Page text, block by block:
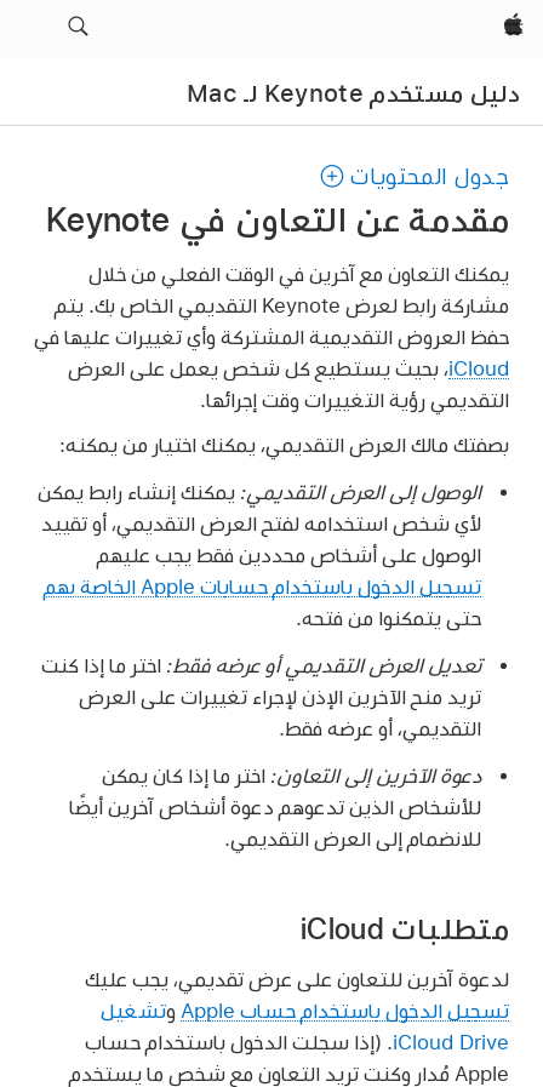
Apple‏
دليل مستخدم Keynote لـ Mac
جدول المحتويات
مقدمة عن التعاون في Keynote
يمكنك التعاون مع آخرين في الوقت الفعلي من خلال
مشاركة رابط لعرض Keynote التقديمي الخاص بك. يتم
حفظ العروض التقديمية المشتركة وأي تغييرات عليها في
iCloud، بحيث يستطيع كل شخص يعمل على العرض
التقديمي رؤية التغييرات وقت إجرائها.
بصفتك مالك العرض التقديمي، يمكنك اختيار من يمكنه:
الوصول إلى العرض التقديمي:يمكنك إنشاء رابط يمكن
لأي شخص استخدامه لفتح العرض التقديمي، أو تقييد
الوصول على أشخاص محددين فقط يجب عليهم
تسجيل الدخول باستخدام حسابات Apple الخاصة بهم
حتى يتمكنوا من فتحه.
تعديل العرض التقديمي أو عرضه فقط:اختر ما إذا كنت
تريد منح الآخرين الإذن لإجراء تغييرات على العرض
التقديمي، أو عرضه فقط.
دعوة الآخرين إلى التعاون:اختر ما إذا كان يمكن
للأشخاص الذين تدعوهم دعوة أشخاص آخرين أيضًا
للانضمام إلى العرض التقديمي.
متطلبات iCloud
لدعوة آخرين للتعاون على عرض تقديمي، يجب عليك
تسجيل الدخول باستخدام حساب Apple
وتشغيل
iCloud Drive. (إذا سجلت الدخول باستخدام حساب
Apple مُدار وكنت تريد التعاون مع شخص ما يستخدم